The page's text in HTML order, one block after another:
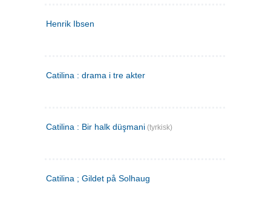
Henrik Ibsen
Catilina : drama i tre akter
Catilina : Bir halk düşmani (tyrkisk)
Catilina ; Gildet på Solhaug